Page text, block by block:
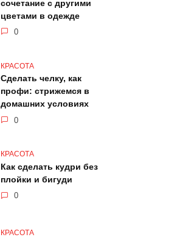
сочетание с другими
цветами в одежде
0
КРАСОТА
Сделать челку, как
профи: стрижемся в
домашних условиях
0
КРАСОТА
Как сделать кудри без
плойки и бигуди
0
КРАСОТА